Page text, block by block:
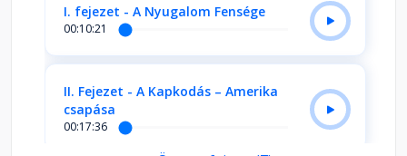
I. fejezet - A Nyugalom Fensége
00:10:21
II. Fejezet - A Kapkodás – Amerika
csapása
00:17:36